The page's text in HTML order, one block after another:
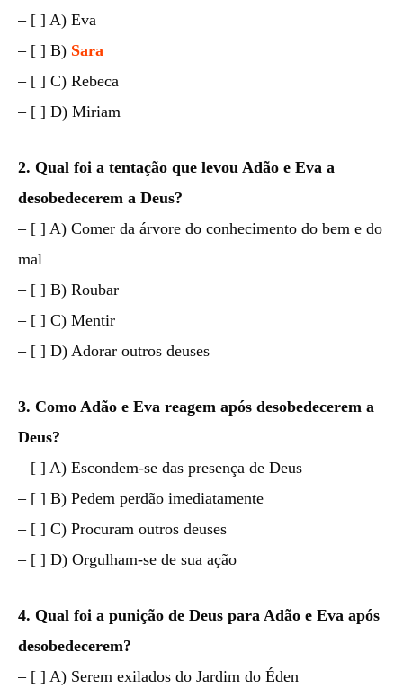
– [ ] A) Eva
– [ ] B) Sara
– [ ] C) Rebeca
– [ ] D) Miriam
2. Qual foi a tentação que levou Adão e Eva a
desobedecerem a Deus?
– [ ] A) Comer da árvore do conhecimento do bem e do
mal
– [ ] B) Roubar
– [ ] C) Mentir
– [ ] D) Adorar outros deuses
3. Como Adão e Eva reagem após desobedecerem a
Deus?
– [ ] A) Escondem-se das presença de Deus
– [ ] B) Pedem perdão imediatamente
– [ ] C) Procuram outros deuses
– [ ] D) Orgulham-se de sua ação
4. Qual foi a punição de Deus para Adão e Eva após
desobedecerem?
– [ ] A) Serem exilados do Jardim do Éden